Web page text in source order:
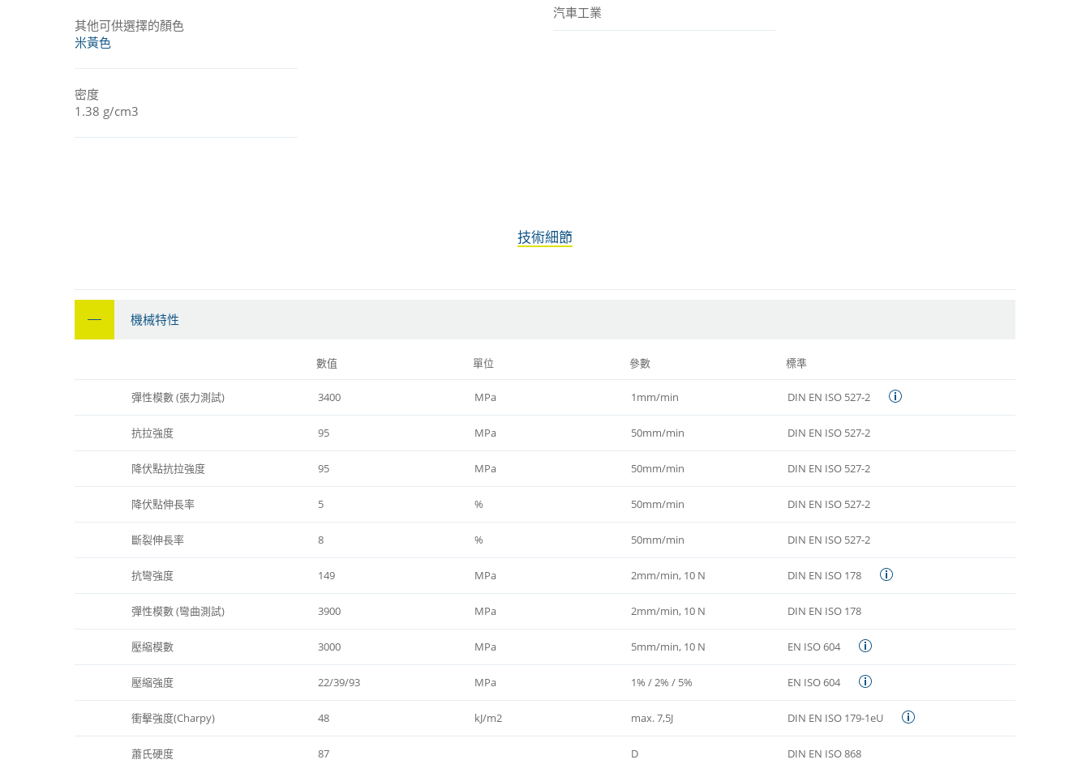
其他可供選擇的顏色
米黃色
密度
1.38 g/cm3
汽車工業
技術細節
機械特性
數值 單位 參數 標準
彈性模數 (張力測試) 3400 MPa 1mm/min DIN EN ISO 527-2
抗拉強度 95 MPa 50mm/min DIN EN ISO 527-2
降伏點抗拉強度 95 MPa 50mm/min DIN EN ISO 527-2
降伏點伸長率 5 % 50mm/min DIN EN ISO 527-2
斷裂伸長率 8 % 50mm/min DIN EN ISO 527-2
抗彎強度 149 MPa 2mm/min, 10 N DIN EN ISO 178
彈性模數 (彎曲測試) 3900 MPa 2mm/min, 10 N DIN EN ISO 178
壓縮模數 3000 MPa 5mm/min, 10 N EN ISO 604
壓縮強度 22/39/93 MPa 1% / 2% / 5% EN ISO 604
衝擊強度(Charpy) 48 kJ/m2 max. 7,5J DIN EN ISO 179-1eU
蕭氏硬度 87 D DIN EN ISO 868